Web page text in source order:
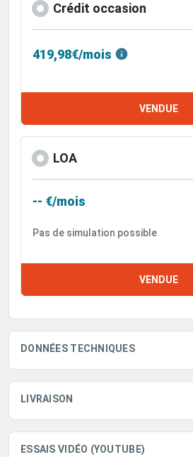
Crédit occasion
419,98€/mois
VENDUE
LOA
-- €/mois
Pas de simulation possible
VENDUE
DONNÉES TECHNIQUES
LIVRAISON
ESSAIS VIDÉO (YOUTUBE)